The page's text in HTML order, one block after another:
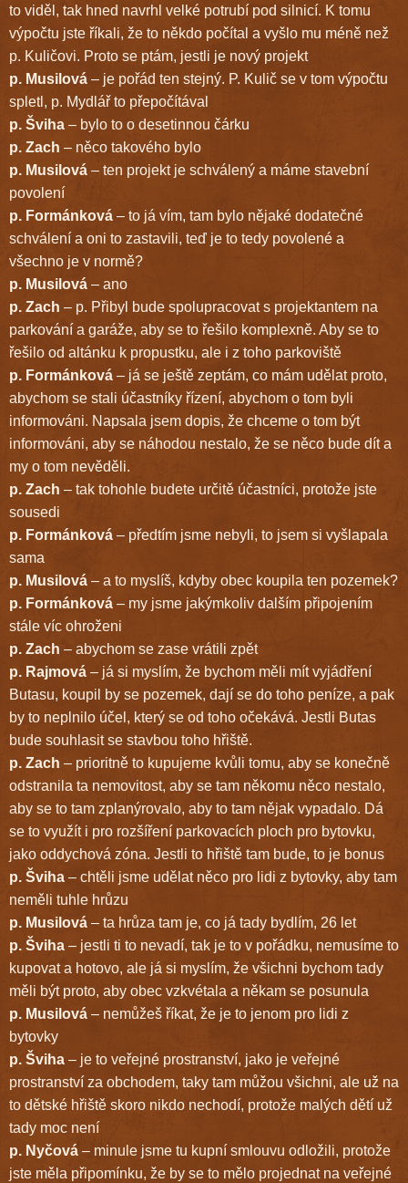
to viděl, tak hned navrhl velké potrubí pod silnicí. K tomu
výpočtu jste říkali, že to někdo počítal a vyšlo mu méně než
p. Kuličovi. Proto se ptám, jestli je nový projekt
p. Musilová – je pořád ten stejný. P. Kulič se v tom výpočtu
spletl, p. Mydlář to přepočítával
p. Šviha – bylo to o desetinnou čárku
p. Zach – něco takového bylo
p. Musilová – ten projekt je schválený a máme stavební
povolení
p. Formánková – to já vím, tam bylo nějaké dodatečné
schválení a oni to zastavili, teď je to tedy povolené a
všechno je v normě?
p. Musilová – ano
p. Zach – p. Přibyl bude spolupracovat s projektantem na
parkování a garáže, aby se to řešilo komplexně. Aby se to
řešilo od altánku k propustku, ale i z toho parkoviště
p. Formánková – já se ještě zeptám, co mám udělat proto,
abychom se stali účastníky řízení, abychom o tom byli
informováni. Napsala jsem dopis, že chceme o tom být
informováni, aby se náhodou nestalo, že se něco bude dít a
my o tom nevěděli.
p. Zach – tak tohohle budete určitě účastníci, protože jste
sousedi
p. Formánková – předtím jsme nebyli, to jsem si vyšlapala
sama
p. Musilová – a to myslíš, kdyby obec koupila ten pozemek?
p. Formánková – my jsme jakýmkoliv dalším připojením
stále víc ohroženi
p. Zach – abychom se zase vrátili zpět
p. Rajmová – já si myslím, že bychom měli mít vyjádření
Butasu, koupil by se pozemek, dají se do toho peníze, a pak
by to neplnilo účel, který se od toho očekává. Jestli Butas
bude souhlasit se stavbou toho hřiště.
p. Zach – prioritně to kupujeme kvůli tomu, aby se konečně
odstranila ta nemovitost, aby se tam někomu něco nestalo,
aby se to tam zplanýrovalo, aby to tam nějak vypadalo. Dá
se to využít i pro rozšíření parkovacích ploch pro bytovku,
jako oddychová zóna. Jestli to hřiště tam bude, to je bonus
p. Šviha – chtěli jsme udělat něco pro lidi z bytovky, aby tam
neměli tuhle hrůzu
p. Musilová – ta hrůza tam je, co já tady bydlím, 26 let
p. Šviha – jestli ti to nevadí, tak je to v pořádku, nemusíme to
kupovat a hotovo, ale já si myslím, že všichni bychom tady
měli být proto, aby obec vzkvétala a někam se posunula
p. Musilová – nemůžeš říkat, že je to jenom pro lidi z
bytovky
p. Šviha – je to veřejné prostranství, jako je veřejné
prostranství za obchodem, taky tam můžou všichni, ale už na
to dětské hřiště skoro nikdo nechodí, protože malých dětí už
tady moc není
p. Nyčová – minule jsme tu kupní smlouvu odložili, protože
jste měla připomínku, že by se to mělo projednat na veřejné